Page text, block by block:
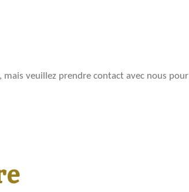
veuillez prendre contact avec nous pour